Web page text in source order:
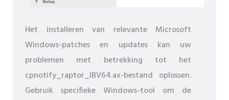
Het installeren van relevante Microsoft
Windows-patches en updates kan uw
problemen met betrekking tot het
cpnotify_raptor_IBV64.ax-bestand oplossen.
Gebruik specifieke Windows-tool om de